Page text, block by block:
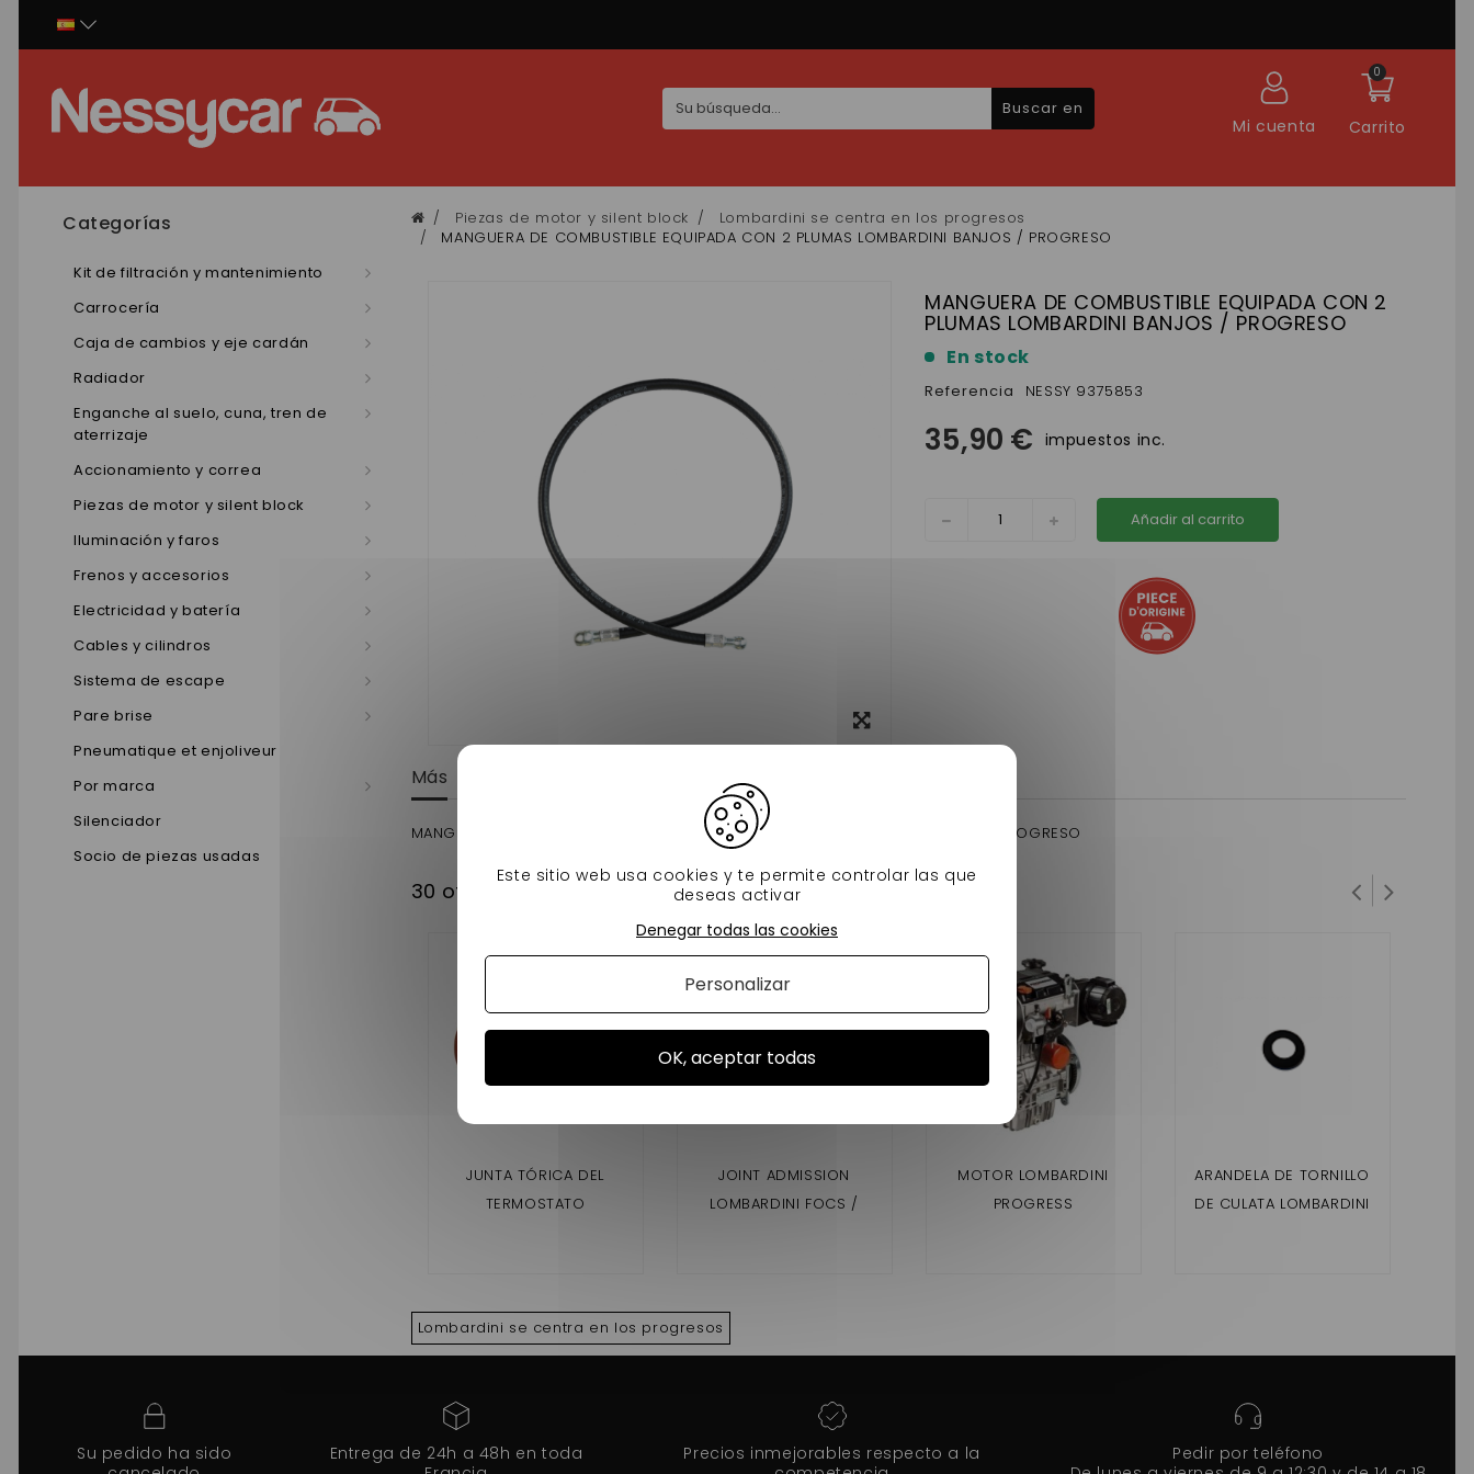
Carrito
0
Mi cuenta
Buscar en
Categorías
Kit de filtración y mantenimiento
Carrocería
Caja de cambios y eje cardán
Radiador
Enganche al suelo, cuna, tren de
aterrizaje
Accionamiento y correa
Piezas de motor y silent block
Iluminación y faros
Frenos y accesorios
Electricidad y batería
Cables y cilindros
Sistema de escape
Pare brise
Pneumatique et enjoliveur
Por marca
Silenciador
Socio de piezas usadas
Piezas de motor y silent block
Lombardini se centra en los progresos
MANGUERA DE COMBUSTIBLE EQUIPADA CON 2 PLUMAS LOMBARDINI BANJOS / PROGRESO
MANGUERA DE COMBUSTIBLE EQUIPADA CON 2
PLUMAS LOMBARDINI BANJOS / PROGRESO
En stock
Referencia NESSY 9375853
35,90 € impuestos inc.
Añadir al carrito
Más
MANGUERA DE COMBUSTIBLE EQUIPADA CON 2 PLUMAS LOMBARDINI BANJOS / PROGRESO
30 otros productos en la misma categoría:
JUNTA TÓRICA DEL
TERMOSTATO
JOINT ADMISSION
LOMBARDINI FOCS /
MOTOR LOMBARDINI
PROGRESS
ARANDELA DE TORNILLO
DE CULATA LOMBARDINI
Lombardini se centra en los progresos
Su pedido ha sido
Entrega de 24h a 48h en toda
Precios inmejorables respecto a la
Pedir por teléfono
Este sitio web usa cookies y te permite controlar las que
deseas activar
OK, aceptar todas
Denegar todas las cookies
Personalizar